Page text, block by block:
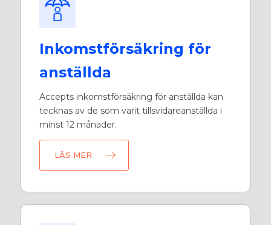
Inkomstförsäkring för
anställda
Accepts inkomstförsäkring för anställda kan
tecknas av de som varit tillsvidareanställda i
minst 12 månader.
LÄS MER